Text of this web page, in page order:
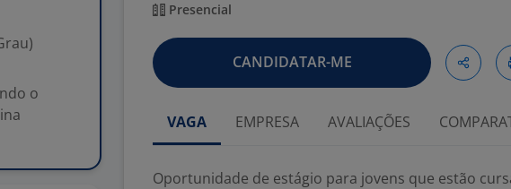
o
Presencial
CANDIDATAR-ME
VAGA EMPRESA AVALIAÇÕES
Oportunidade de estágio para jovens que estão